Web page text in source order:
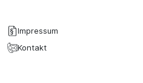
Impressum
Kontakt